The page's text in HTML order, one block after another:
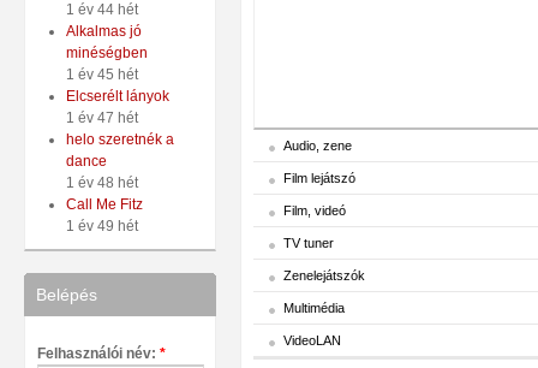
1 év 44 hét
Alkalmas jó
minéségben
1 év 45 hét
Elcserélt lányok
1 év 47 hét
helo szeretnék a
dance
1 év 48 hét
Call Me Fitz
1 év 49 hét
Belépés
Felhasználói név: *
Audio, zene
Film lejátszó
Film, videó
TV tuner
Zenelejátszók
Multimédia
VideoLAN